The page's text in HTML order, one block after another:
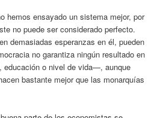
hemos ensayado un sistema mejor, por
no puede ser considerado perfecto.
demasiadas esperanzas en él, pueden
no garantiza ningún resultado en
o nivel de vida—, aunque
bastante mejor que las monarquías